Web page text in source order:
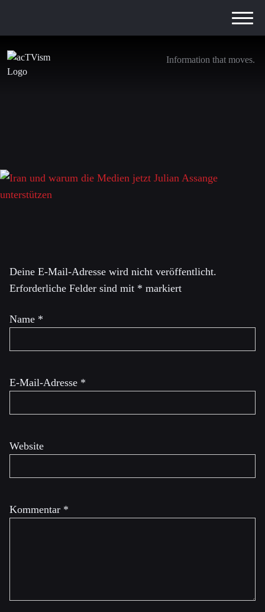
Information that moves.
Iran und warum die Medien jetzt Julian
Deine E-Mail-Adresse wird nicht veröffentlicht.
Erforderliche Felder sind mit * markiert
Kommentar *
Name *
E-Mail-Adresse *
Website